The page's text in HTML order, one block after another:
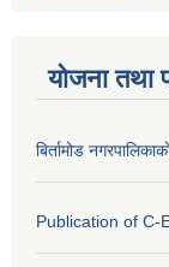
योजना तथा
बिर्तामोड
Publication of C-